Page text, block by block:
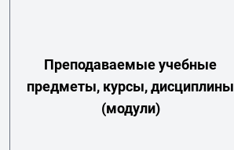
Преподаваемые учебные
предметы, курсы, дисциплины
(модули)